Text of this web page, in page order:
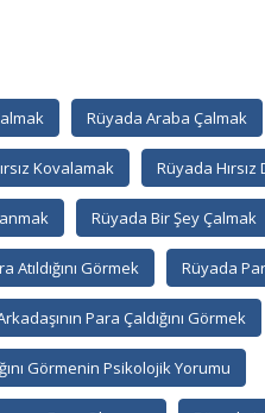
Rüyada Araba Çalmak
Kovalamak Rüyada Hırsız
Rüyada Bir Şey Çalmak
Atıldığını Görmek Rüyada
Para Çaldığını Görmek
Görmenin Psikolojik Yorumu